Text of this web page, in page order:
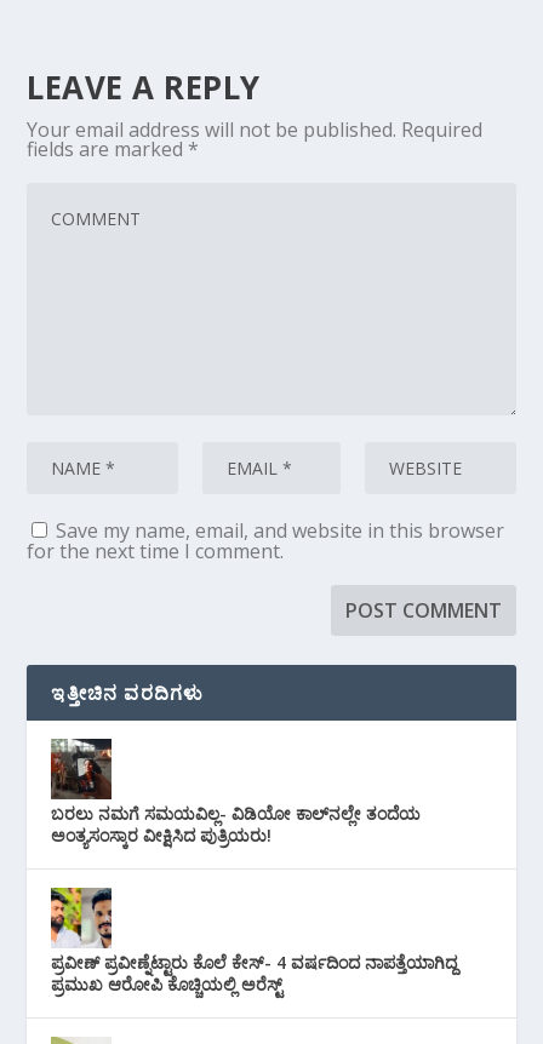
LEAVE A REPLY
Your email address will not be published. Required
fields are marked *
Save my name, email, and website in this browser
for the next time I comment.
ಇತ್ತೀಚಿನ ವರದಿಗಳು
ಬರಲು ನಮಗೆ ಸಮಯವಿಲ್ಲ- ವಿಡಿಯೋ ಕಾಲ್‌ನಲ್ಲೇ ತಂದೆಯ
ಅಂತ್ಯಸಂಸ್ಕಾರ ವೀಕ್ಷಿಸಿದ ಪುತ್ರಿಯರು!
ಪ್ರವೀಣ್ ಪ್ರವೀಣ್ನೆಟ್ಟಾರು ಕೊಲೆ ಕೇಸ್‌- 4 ವರ್ಷದಿಂದ ನಾಪತ್ತೆಯಾಗಿದ್ದ
ಪ್ರಮುಖ ಆರೋಪಿ ಕೊಚ್ಚಿಯಲ್ಲಿ ಅರೆಸ್ಟ್‌